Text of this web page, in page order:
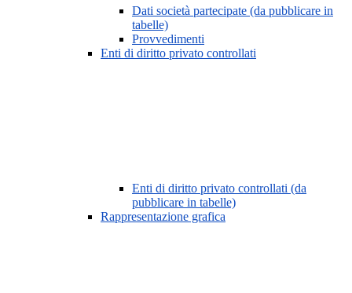
Dati società partecipate (da pubblicare in
tabelle)
Provvedimenti
Enti di diritto privato controllati
Enti di diritto privato controllati (da
pubblicare in tabelle)
Rappresentazione grafica